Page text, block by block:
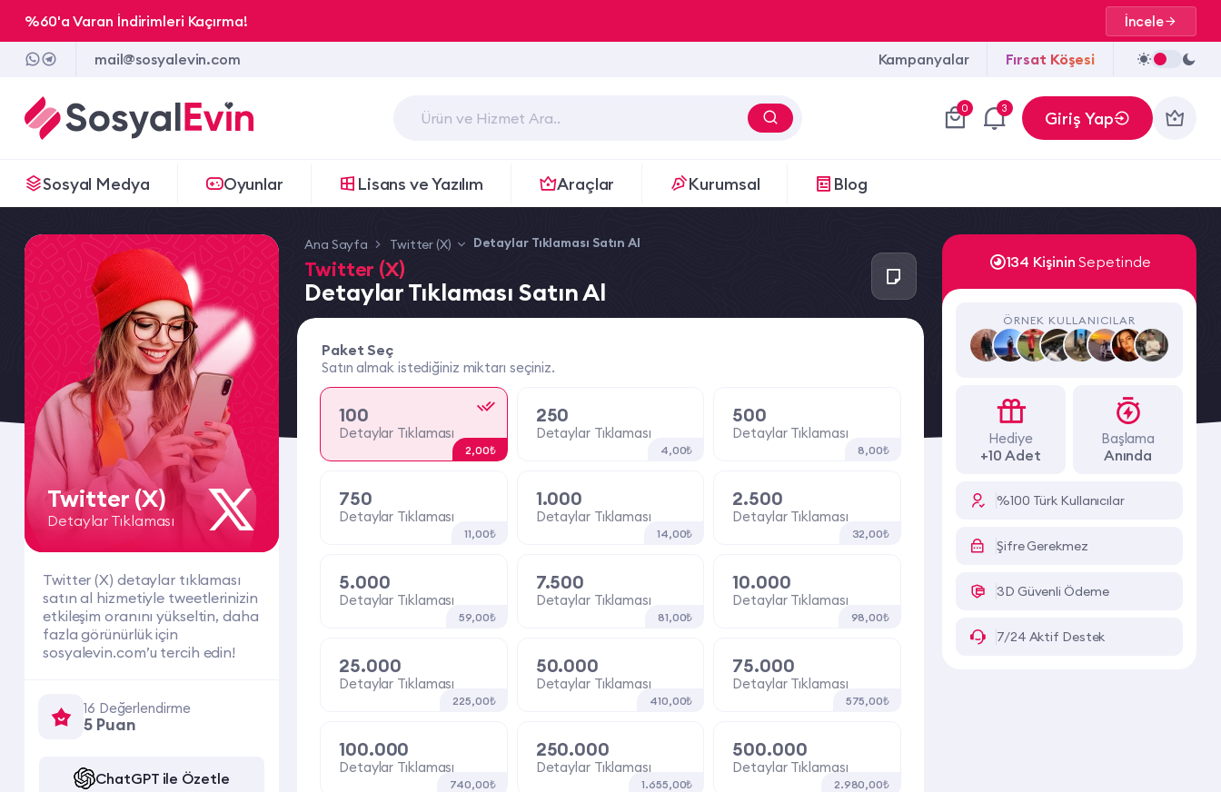
%60'a Varan İndirimleri Kaçırma! İncele
mail@sosyalevin.com Kampanyalar Fırsat Köşesi
0 3 Giriş Yap
Sosyal Medya Oyunlar Lisans ve Yazılım Araçlar Kurumsal Blog
Twitter (X)
Detaylar Tıklaması
Twitter (X) detaylar tıklaması
satın al hizmetiyle tweetlerinizin
etkileşim oranını yükseltin, daha
fazla görünürlük için
sosyalevin.com’u tercih edin!
16 Değerlendirme
5 Puan
ChatGPT ile Özetle
Ana Sayfa Twitter (X) Detaylar Tıklaması Satın Al
Twitter (X)
Detaylar Tıklaması Satın Al
Paket Seç
Satın almak istediğiniz miktarı seçiniz.
100
Detaylar Tıklaması
2,00₺
250
Detaylar Tıklaması
4,00₺
500
Detaylar Tıklaması
8,00₺
750
Detaylar Tıklaması
11,00₺
1.000
Detaylar Tıklaması
14,00₺
2.500
Detaylar Tıklaması
32,00₺
5.000
Detaylar Tıklaması
59,00₺
7.500
Detaylar Tıklaması
81,00₺
10.000
Detaylar Tıklaması
98,00₺
25.000
Detaylar Tıklaması
225,00₺
50.000
Detaylar Tıklaması
410,00₺
75.000
Detaylar Tıklaması
575,00₺
100.000
Detaylar Tıklaması
740,00₺
250.000
Detaylar Tıklaması
1.655,00₺
500.000
Detaylar Tıklaması
2.980,00₺
134 Kişinin Sepetinde
ÖRNEK KULLANICILAR
Hediye
+10 Adet
Başlama
Anında
%100 Türk Kullanıcılar
Şifre Gerekmez
3D Güvenli Ödeme
7/24 Aktif Destek